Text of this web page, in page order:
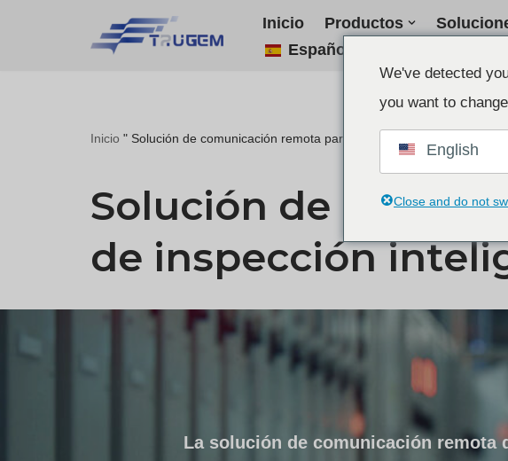
Inicio Productos
Español
Inicio " Solución de comunicación remota para robots de inspección
Solución de
de inspección
La solución de comunicación remota
We've detected
you want to
English
Close and do not